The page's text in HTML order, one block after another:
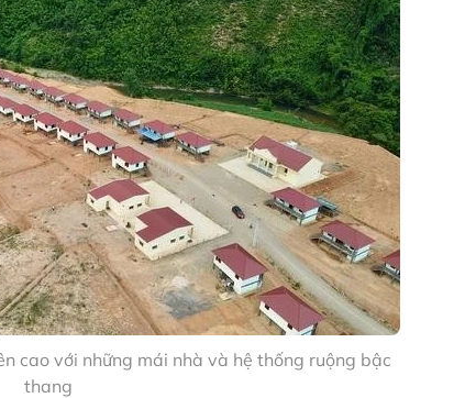
cao với những mái nhà và hệ thống ruộng bậc
thang